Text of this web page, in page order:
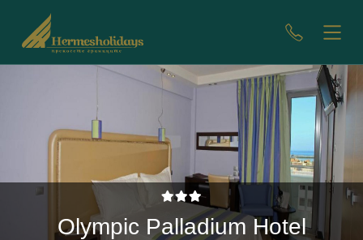
Olympic Palladium Hotel